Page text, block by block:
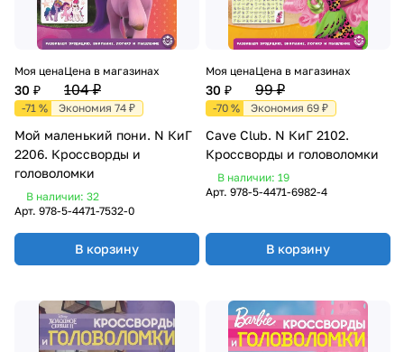
Моя цена
30 ₽
Цена в магазинах
104 ₽
-71 % Экономия 74 ₽
Мой маленький пони. N КиГ
2206. Кроссворды и
головоломки
В наличии: 32
Арт. 978-5-4471-7532-0
В корзину
Моя цена
30 ₽
Цена в магазинах
99 ₽
-70 % Экономия 69 ₽
Cave Club. N КиГ 2102.
Кроссворды и головоломки
В наличии: 19
Арт. 978-5-4471-6982-4
В корзину